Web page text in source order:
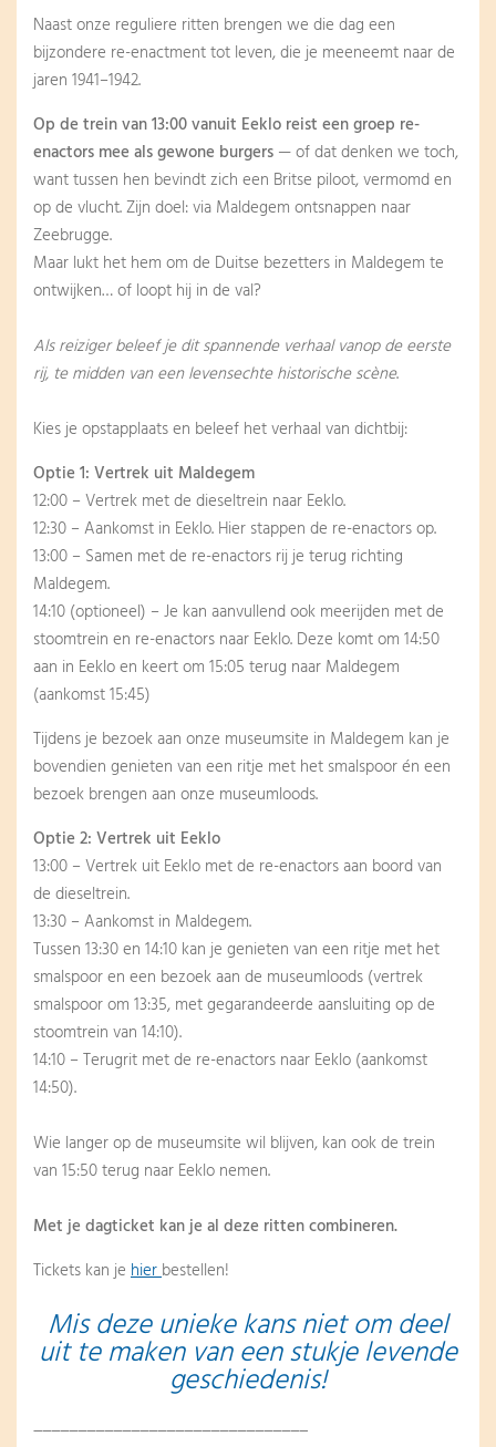
Naast onze reguliere ritten brengen we die dag een
bijzondere re-enactment tot leven, die je meeneemt naar de
jaren 1941–1942.
Op de trein van 13:00 vanuit Eeklo reist een groep re-
enactors mee als gewone burgers — of dat denken we toch,
want tussen hen bevindt zich een Britse piloot, vermomd en
op de vlucht. Zijn doel: via Maldegem ontsnappen naar
Zeebrugge.
Maar lukt het hem om de Duitse bezetters in Maldegem te
ontwijken… of loopt hij in de val?
Als reiziger beleef je dit spannende verhaal vanop de eerste
rij, te midden van een levensechte historische scène.
Kies je opstapplaats en beleef het verhaal van dichtbij:
Optie 1: Vertrek uit Maldegem
12:00 – Vertrek met de dieseltrein naar Eeklo.
12:30 – Aankomst in Eeklo. Hier stappen de re-enactors op.
13:00 – Samen met de re-enactors rij je terug richting
Maldegem.
14:10 (optioneel) – Je kan aanvullend ook meerijden met de
stoomtrein en re-enactors naar Eeklo. Deze komt om 14:50
aan in Eeklo en keert om 15:05 terug naar Maldegem
(aankomst 15:45)
Tijdens je bezoek aan onze museumsite in Maldegem kan je
bovendien genieten van een ritje met het smalspoor én een
bezoek brengen aan onze museumloods.
Optie 2: Vertrek uit Eeklo
13:00 – Vertrek uit Eeklo met de re-enactors aan boord van
de dieseltrein.
13:30 – Aankomst in Maldegem.
Tussen 13:30 en 14:10 kan je genieten van een ritje met het
smalspoor en een bezoek aan de museumloods (vertrek
smalspoor om 13:35, met gegarandeerde aansluiting op de
stoomtrein van 14:10).
14:10 – Terugrit met de re-enactors naar Eeklo (aankomst
14:50).
Wie langer op de museumsite wil blijven, kan ook de trein
van 15:50 terug naar Eeklo nemen.
Met je dagticket kan je al deze ritten combineren.
Tickets kan je hierbestellen!
Mis deze unieke kans niet om deel
uit te maken van een stukje levende
geschiedenis!
_______________________________